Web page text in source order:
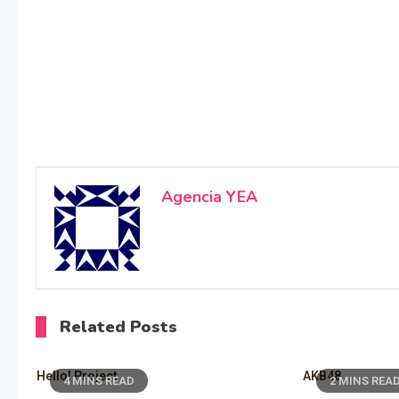
Agencia YEA
Related Posts
4 MINS READ
Hello! Project 2 MINS READ
AKB48